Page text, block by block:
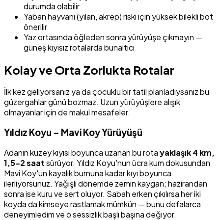
durumda olabilir
Yaban hayvanı (yılan, akrep) riski için yüksek bilekli bot
önerilir
Yaz ortasında öğleden sonra yürüyüşe çıkmayın —
güneş kıyısız rotalarda bunaltıcı
Kolay ve Orta Zorlukta Rotalar
İlk kez geliyorsanız ya da çocuklu bir tatil planladıysanız bu
güzergahlar günü bozmaz. Uzun yürüyüşlere alışık
olmayanlar için de makul mesafeler.
Yıldız Koyu – Mavi Koy Yürüyüşü
Adanın kuzey kıyısı boyunca uzanan bu rotayaklaşık 4 km,
1,5–2 saatsürüyor. Yıldız Koyu'nun ücra kum dokusundan
Mavi Koy'un kayalık burnuna kadar kıyı boyunca
ilerliyorsunuz. Yağışlı dönemde zemin kaygan; hazirandan
sonra ise kuru ve sert oluyor. Sabah erken çıkılırsa her iki
koyda da kimseye rastlamak mümkün — bunu defalarca
deneyimledim ve o sessizlik başlı başına değiyor.